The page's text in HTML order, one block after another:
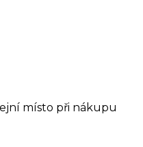
místo při nákupu